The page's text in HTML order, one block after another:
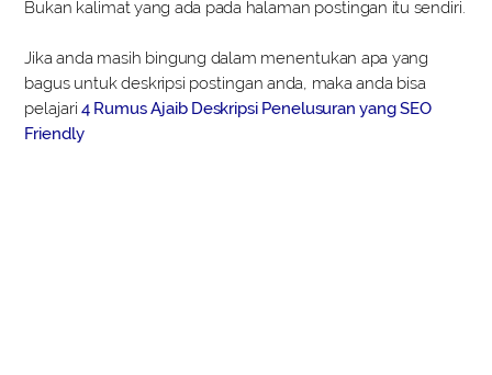
Bukan kalimat yang ada pada halaman postingan itu sendiri.
Jika anda masih bingung dalam menentukan apa yang
bagus untuk deskripsi postingan anda, maka anda bisa
pelajari 4 Rumus Ajaib Deskripsi Penelusuran yang SEO
Friendly